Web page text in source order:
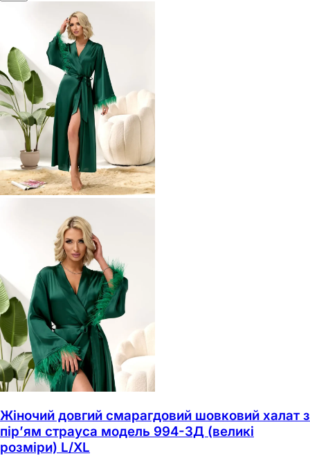
Жіночий довгий смарагдовий шовковий халат з
пір’ям страуса модель 994-3Д (великі
розміри) L/XL